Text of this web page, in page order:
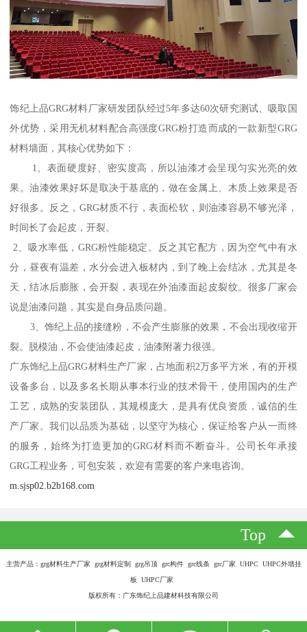
饰纪上品GRG材料厂家研发团队经过5年多达60次研究测试、吸取国
外优势，采用无机材料配合高强度GRG粉打造而成的一款新型GRG
材料墙面，其核心优势如下：
1、表面硬度好、密实度高，所以油漆才会呈现匀实光亮的效
果。油漆效果好坏是取决于基底的，做在金属上、木质上效果是否
好很多。反之，GRG材质不行，表面松软，则油漆容易不够光泽，
时间长了会起皮，开裂。
2、吸水率低，GRG粉性能稳定。反之其它配方，因为空气中有水
分，昼夜有温差，水分会进入板材内，到了晚上会结冰，尤其是冬
天，结冰后膨胀，会开裂，表现在外油漆面起皮裂纹。很多厂家会
说是油漆问题，其实是自身品质问题。
3、饰纪上品的接缝粉，不会产生膨胀的效果，不会出现收缩开
裂。脱模油，不会使油漆起皮，油漆附著力很强。
广东饰纪上品GRG材料生产厂家，占地面积2万多平方米，有的开模
设备多台，以及多名长期从事本行业的技术骨干，使用国内的生产
工艺，成熟的安装团队，其规模庞大，是具有优良资质，诚信的生
产厂家。我们以品质为基础，以坚守为核心，保证给客户从一而终
的服务，始终为打造更加的GRG材料而不断奋斗。公司长年承接
GRG工程业务，可包安装，欢迎有需要的客户来电咨询。
m.sjsp02.b2b168.com
Top
主营产品：grg材料生产厂家 grg材料定制 grg吊顶 grc构件 grc线条 grc厂家 UHPC UHPC外墙挂
板 UHPC厂家
版权所有：广东饰纪上品建材科技有限公司